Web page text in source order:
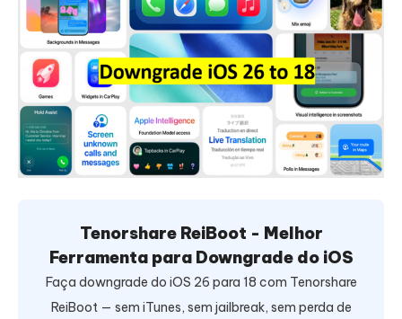
Tenorshare ReiBoot - Melhor
Ferramenta para Downgrade do iOS
Faça downgrade do iOS 26 para 18 com Tenorshare
ReiBoot — sem iTunes, sem jailbreak, sem perda de